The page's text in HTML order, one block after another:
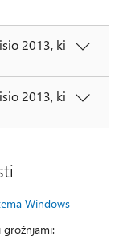
2013, ki
2013, ki
Windows
grožnjami: